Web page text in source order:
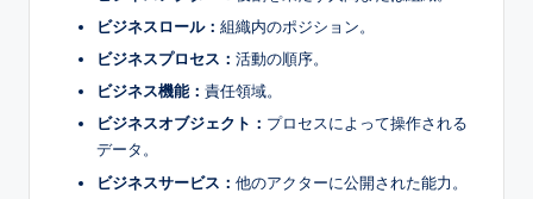
ビジネスロール： 組織内のポジション。
ビジネスプロセス： 活動の順序。
ビジネス機能： 責任領域。
ビジネスオブジェクト： プロセスによって操作される
データ。
ビジネスサービス： 他のアクターに公開された能力。